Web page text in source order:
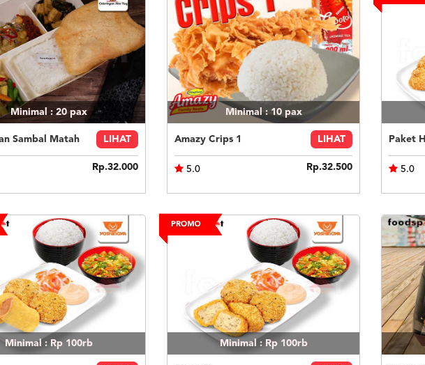
Minimal : 20pax
Sambal Matah LIHAT
Rp.32.000
Minimal : 10 pax
Amazy Crips 1 LIHAT
5.0 Rp.32.500
Paket H
5.0
Minimal : Rp 100rb Minimal : Rp 100rb